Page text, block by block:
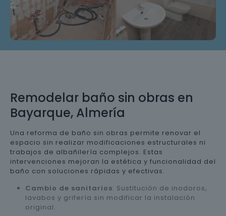
Remodelar baño sin obras en
Bayarque, Almería
Una reforma de baño sin obras permite renovar el
espacio sin realizar modificaciones estructurales ni
trabajos de albañilería complejos. Estas
intervenciones mejoran la estética y funcionalidad del
baño con soluciones rápidas y efectivas.
Cambio de sanitarios: Sustitución de inodoros,
lavabos y grifería sin modificar la instalación
original.